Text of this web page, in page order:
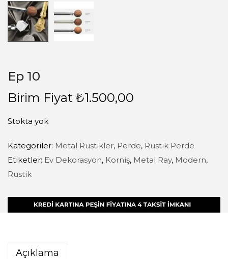
Ep 10
Birim Fiyat ₺1.500,00
Stokta yok
Kategoriler: Metal Rustikler, Perde, Rustik Perde
Etiketler: Ev Dekorasyon, Korniş, Metal Ray, Modern,
Rustik
Açıklama